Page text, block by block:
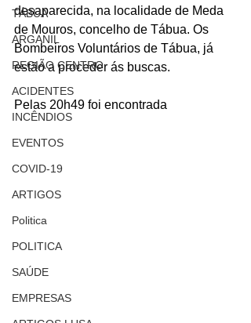
TÁBUA
ARGANIL
REGIÃO CENTRO
ACIDENTES
INCÊNDIOS
EVENTOS
COVID-19
ARTIGOS
Politica
POLITICA
SAÚDE
EMPRESAS
desaparecida, na localidade de Meda
de Mouros, concelho de Tábua. Os
Bombeiros Voluntários de Tábua, já
estão a proceder ás buscas.
Pelas 20h49 foi encontrada